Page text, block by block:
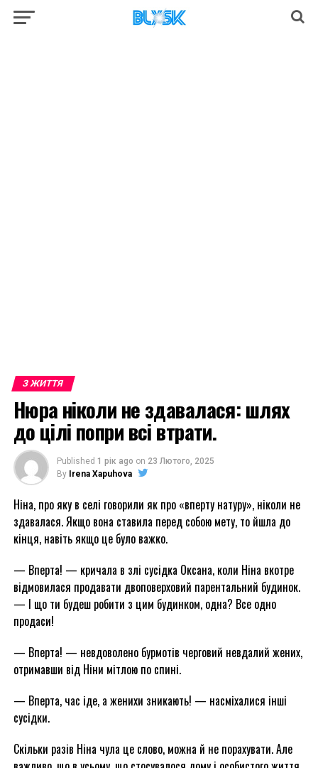
З ЖИТТЯ
Нюра ніколи не здавалася: шлях
до цілі попри всі втрати.
Published 1 рік ago on 23 Лютого, 2025
By Irena Xapuhova
Ніна, про яку в селі говорили як про «вперту натуру», ніколи не
здавалася. Якщо вона ставила перед собою мету, то йшла до
кінця, навіть якщо це було важко.
— Вперта! — кричала в злі сусідка Оксана, коли Ніна вкотре
відмовилася продавати двоповерховий парентальний будинок.
— І що ти будеш робити з цим будинком, одна? Все одно
продаси!
— Вперта! — невдоволено бурмотів черговий невдалий жених,
отримавши від Ніни мітлою по спині.
— Вперта, час іде, а женихи зникають! — насміхалися інші
сусідки.
Скільки разів Ніна чула це слово, можна й не порахувати. Але